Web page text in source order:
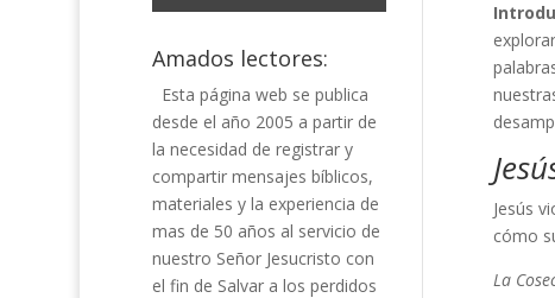
Jesús
cómo
La
Amados lectores:
Esta página web se publica
desde el año 2005 a partir de
la necesidad de registrar y
compartir mensajes bíblicos,
materiales y la experiencia de
mas de 50 años al servicio de
nuestro Señor Jesucristo con
el fin de Salvar a los perdidos